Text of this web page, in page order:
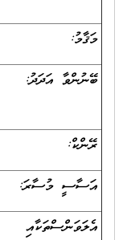
މަޤާމު:
ބޭނުންވާ އަދަދު:
ރޭންކް:
އަސާސީ މުސާރަ:
އެލަވަންސްތަކާއި